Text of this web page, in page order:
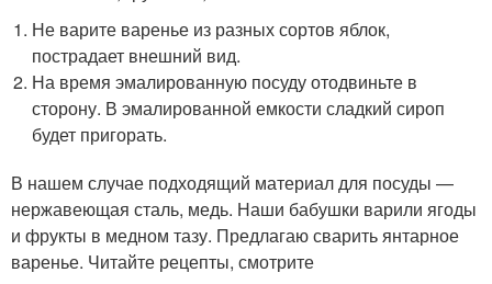
Не варите варенье из разных сортов яблок,
пострадает внешний вид.
На время эмалированную посуду отодвиньте в
сторону. В эмалированной емкости сладкий сироп
будет пригорать.
В нашем случае подходящий материал для посуды —
нержавеющая сталь, медь. Наши бабушки варили ягоды
и фрукты в медном тазу. Предлагаю сварить янтарное
варенье. Читайте рецепты, смотрите